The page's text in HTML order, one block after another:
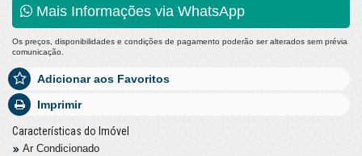
Mais Informações via WhatsApp
Os preços, disponibilidades e condições de pagamento poderão ser alterados sem prévia
comunicação.
Adicionar aos Favoritos
Imprimir
Características do Imóvel
Ar Condicionado